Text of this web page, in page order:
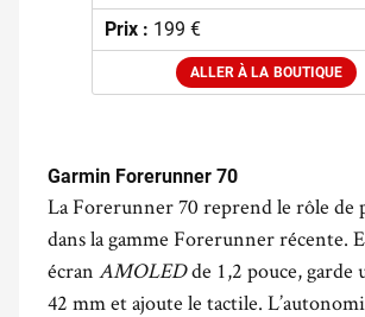
Prix : 199 €
ALLER À LA BOUTIQUE
Garmin Forerunner 70
La Forerunner 70 reprend le rôle de
dans la gamme Forerunner récente.
écran AMOLEDde 1,2 pouce, garde
42 mm et ajoute le tactile.